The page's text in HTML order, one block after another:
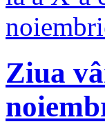
Ziua